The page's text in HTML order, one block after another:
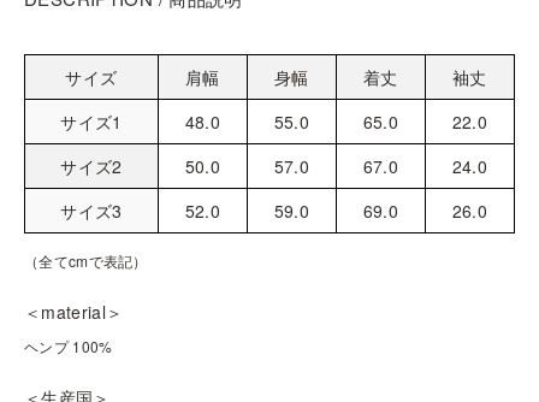
サイズ 肩幅 身幅 着丈
袖丈
サイズ1
48.0 55.0 65.0
22.0
サイズ2
50.0 57.0 67.0
24.0
サイズ3
52.0 59.0 69.0 26.0
（全てcmで表記）
＜material＞
ヘンプ 100%
＜生産国＞